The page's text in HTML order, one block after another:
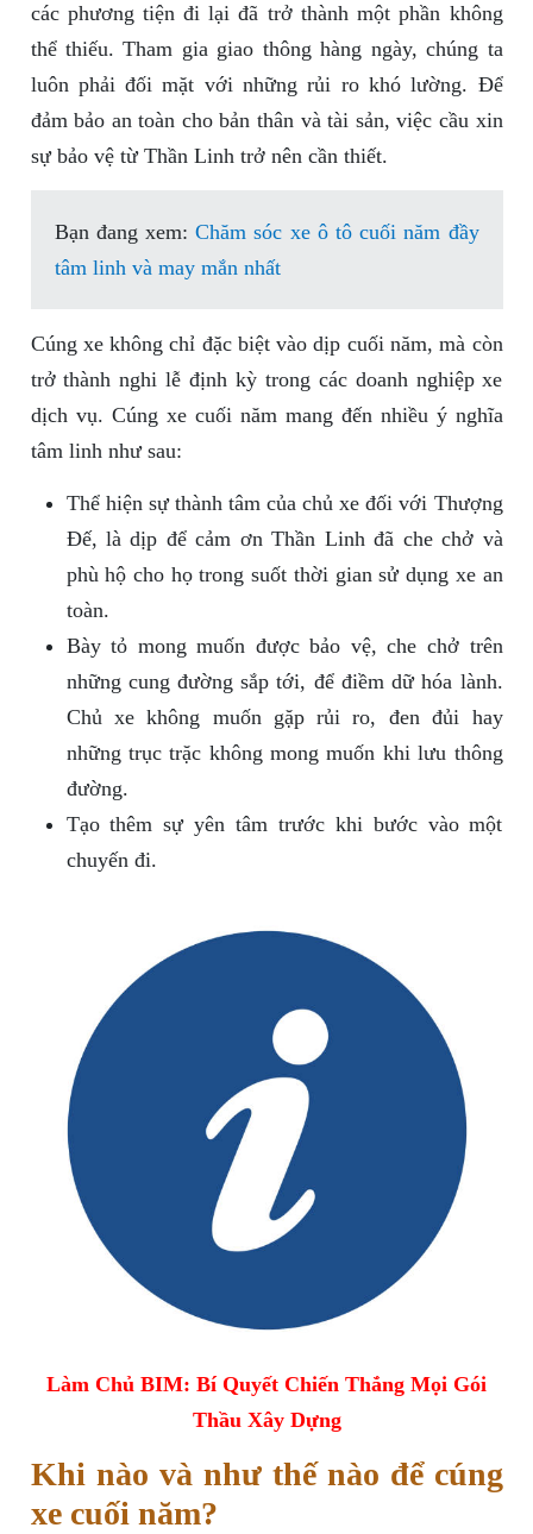
các phương tiện đi lại đã trở thành một phần không
thể thiếu. Tham gia giao thông hàng ngày, chúng ta
luôn phải đối mặt với những rủi ro khó lường. Để
đảm bảo an toàn cho bản thân và tài sản, việc cầu xin
sự bảo vệ từ Thần Linh trở nên cần thiết.
Bạn đang xem:Chăm sóc xe ô tô cuối năm đầy
tâm linh và may mắn nhất
Cúng xe không chỉ đặc biệt vào dịp cuối năm, mà còn
trở thành nghi lễ định kỳ trong các doanh nghiệp xe
dịch vụ. Cúng xe cuối năm mang đến nhiều ý nghĩa
tâm linh như sau:
Thể hiện sự thành tâm của chủ xe đối với Thượng
Đế, là dịp để cảm ơn Thần Linh đã che chở và
phù hộ cho họ trong suốt thời gian sử dụng xe an
toàn.
Bày tỏ mong muốn được bảo vệ, che chở trên
những cung đường sắp tới, để điềm dữ hóa lành.
Chủ xe không muốn gặp rủi ro, đen đủi hay
những trục trặc không mong muốn khi lưu thông
đường.
Tạo thêm sự yên tâm trước khi bước vào một
chuyến đi.
Làm Chủ BIM: Bí Quyết Chiến Thắng Mọi Gói
Thầu Xây Dựng
Khi nào và như thế nào để cúng
xe cuối năm?